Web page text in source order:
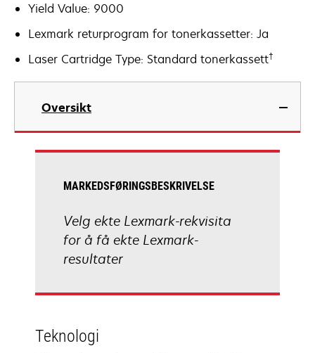
Yield Value: 9000
Lexmark returprogram for tonerkassetter: Ja
Laser Cartridge Type: Standard tonerkassett†
Oversikt
MARKEDSFØRINGSBESKRIVELSE
Velg ekte Lexmark-rekvisita
for å få ekte Lexmark-
resultater
Teknologi